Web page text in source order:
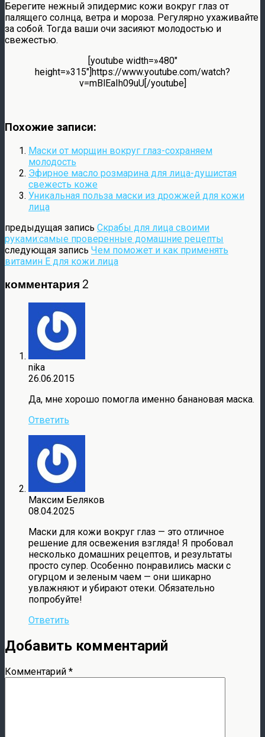
Берегите нежный эпидермис кожи вокруг глаз от
палящего солнца, ветра и мороза. Регулярно ухаживайте
за собой. Тогда ваши очи засияют молодостью и
свежестью.
[youtube width=»480″
height=»315″]https://www.youtube.com/watch?
v=mBlEaIh09uU[/youtube]
Похожие записи:
Маски от морщин вокруг глаз-сохраняем
молодость
Эфирное масло розмарина для лица-душистая
свежесть коже
Уникальная польза маски из дрожжей для кожи
лица
предыдущая запись Скрабы для лица своими
руками:самые проверенные домашние рецепты
следующая запись Чем поможет и как применять
витамин Е для кожи лица
комментария 2
nika
26.06.2015
Да, мне хорошо помогла именно банановая маска.
Ответить
Максим Беляков
08.04.2025
Маски для кожи вокруг глаз — это отличное
решение для освежения взгляда! Я пробовал
несколько домашних рецептов, и результаты
просто супер. Особенно понравились маски с
огурцом и зеленым чаем — они шикарно
увлажняют и убирают отеки. Обязательно
попробуйте!
Ответить
Добавить комментарий
Комментарий *